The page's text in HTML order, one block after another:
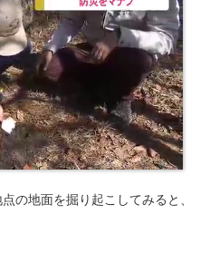
の地面を掘り起こしてみると、